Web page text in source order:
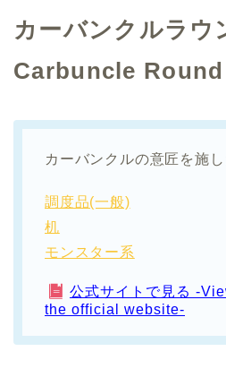
カーバンクルラウ
Carbuncle
カーバンクルの意匠を施
調度品(一般)
机
モンスター系
公式サイトで見る -
the official website-